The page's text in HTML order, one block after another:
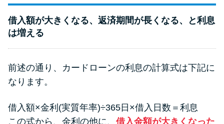
借入額が大きくなる、返済期間が長くなる、と利息
は増える
前述の通り、カードローンの利息の計算式は下記に
なります。
借入額×金利(実質年率)÷365日×借入日数＝利息
この式から、金利の他に、 借入金額が大きくなった